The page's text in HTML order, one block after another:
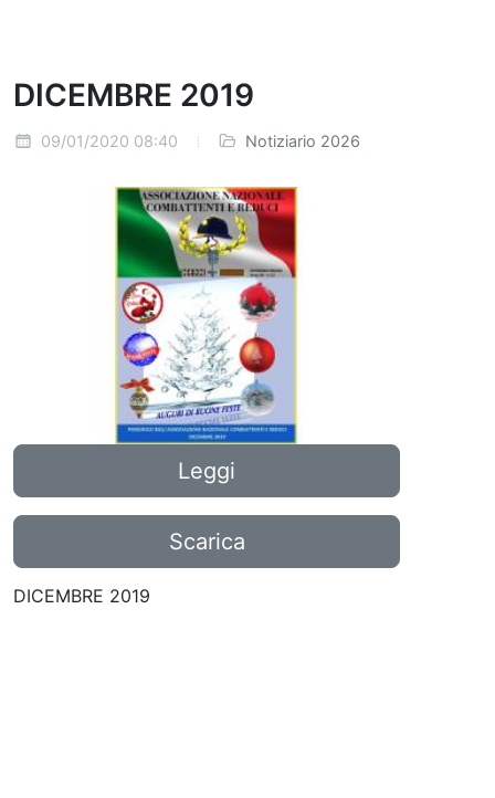
DICEMBRE 2019
09/01/2020 08:40 Notiziario 2026
Leggi
Scarica
DICEMBRE 2019